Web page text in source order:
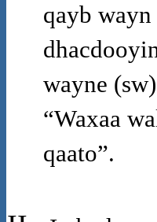
qayb
wayne
“Waxaa
qaato”.